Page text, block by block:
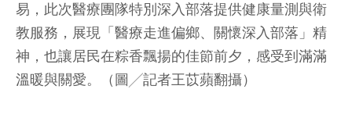
易，此次醫療團隊特別深入部落提供健康量測與衛
教服務，展現「醫療走進偏鄉、關懷深入部落」精
神，也讓居民在粽香飄揚的佳節前夕，感受到滿滿
溫暖與關愛。（圖╱記者王苡蘋翻攝）